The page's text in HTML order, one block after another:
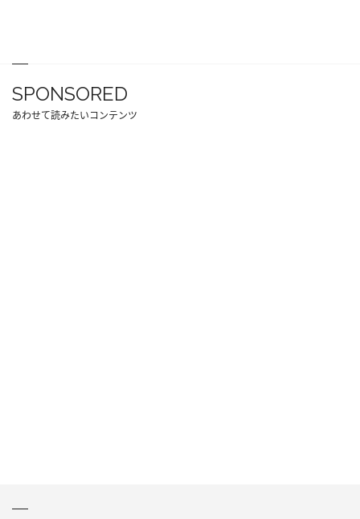
SPONSORED
あわせて読みたいコンテンツ